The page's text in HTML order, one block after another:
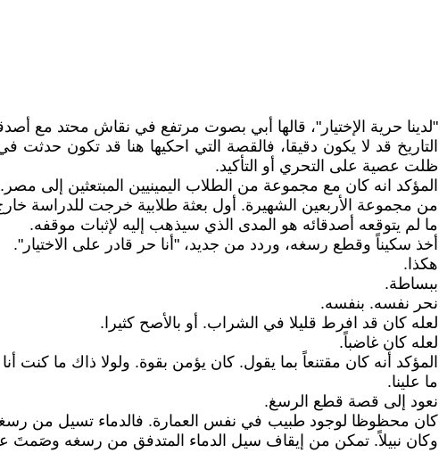
"لدينا حرية الإختيار"، قالها أبي بصوت مرتفع في نقاش محتد مع
التاريخ قد لا يكون دقيقا، فالقصة التي احكيها هنا قد تكون
ظلت عصية على التحري أو التأكيد.
المؤكد انه كان مع مجموعة من الطلاب اليمينيين المبتعثين إلى مصر.
من مجموعة الأربعين الشهيرة. أول بعثة طلابية خرجت للدراسة
ما لم يتوقعه أصدقائه هو المدى الذي سيذهب إليه لإثبات موقفه.
أخذ سكيناً وقطع رسغه، وردد من جديد، "أنا حر قادر على الاختيار".
هكذا.
ببساطة.
نحر نفسه. بنفسه.
لعله كان قد افرط قليلا في الشراب. أو بالأصح كثيرا.
لعله كان غاضباً.
المؤكد أنه كان مقتنعاً بما يقول. كان يؤمن بقوة. ولولا ذاك ما كنت
ما علينا.
نعود إلى قصة قطع الرسغ.
كان محظوظا لوجود طبيب في نفس العمارة. فالدماء تسيل من
وكان نبيلاً. تمكن من إيقاف سيل الدماء المتدفق من رسغه وصَمتَ